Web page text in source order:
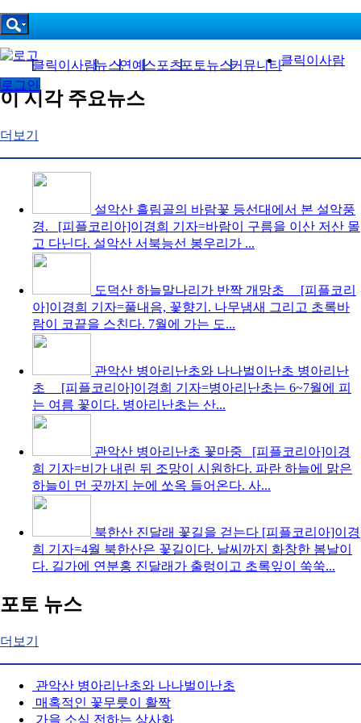
로그인
클릭이사람뉴스연예스포츠포토뉴스커뮤니티클릭이사람
이 시각 주요뉴스
더보기
설악산 흘림골의 바람꽃 등선대에서 본 설악풍
경. [피플코리아]이경희 기자=바람이 구름을 이산 저산 몰
고 다닌다. 설악산 서북능선 봉우리가 ...
도덕산 하늘말나리가 반짝 개망초 [피플코리
아]이경희 기자=풀내음, 꽃향기. 나무냄새 그리고 초록바
람이 코끝을 스친다. 7월에 가는 도...
관악산 병아리난초와 나나벌이난초 병아리난
초 [피플코리아]이경희 기자=병아리난초는 6~7월에 피
는 여름 꽃이다. 병아리난초는 산...
관악산 병아리난초 꽃마중
[피플코리아]이경
희 기자=비가 내린 뒤 조망이 시원하다. 파란 하늘에 맑은
하늘이 먼 곳까지 눈에 쏘옥 들어온다. 사...
북한산 진달래 꽃길을 걷는다 [피플코리아]이경
희 기자=4월 북한산은 꽃길이다. 날씨까지 화창한 봄날이
다. 길가에 연분홍 진달래가 출렁이고 초록잎이 쑥쑥...
포토 뉴스
더보기
관악산 병아리난초와 나나벌이난초
매혹적인 꽃무릇이 활짝
가을 소식 전하는 상사화